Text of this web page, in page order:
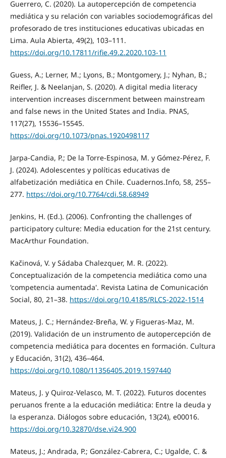
Guerrero, C. (2020). La autopercepción de competencia
mediática y su relación con variables sociodemográficas del
profesorado de tres instituciones educativas ubicadas en
Lima. Aula Abierta, 49(2), 103–111.
https://doi.org/10.17811/rifie.49.2.2020.103-11
Guess, A.; Lerner, M.; Lyons, B.; Montgomery, J.; Nyhan, B.;
Reifler, J. & Neelanjan, S. (2020). A digital media literacy
intervention increases discernment between mainstream
and false news in the United States and India. PNAS,
117(27), 15536–15545.
https://doi.org/10.1073/pnas.1920498117
Jarpa-Candia, P.; De la Torre-Espinosa, M. y Gómez-Pérez, F.
J. (2024). Adolescentes y políticas educativas de
alfabetización mediática en Chile. Cuadernos.Info, 58, 255–
277. https://doi.org/10.7764/cdi.58.68949
Jenkins, H. (Ed.). (2006). Confronting the challenges of
participatory culture: Media education for the 21st century.
MacArthur Foundation.
Kačinová, V. y Sádaba Chalezquer, M. R. (2022).
Conceptualización de la competencia mediática como una
'competencia aumentada'. Revista Latina de Comunicación
Social, 80, 21–38. https://doi.org/10.4185/RLCS-2022-1514
Mateus, J. C.; Hernández-Breña, W. y Figueras-Maz, M.
(2019). Validación de un instrumento de autopercepción de
competencia mediática para docentes en formación. Cultura
y Educación, 31(2), 436–464.
https://doi.org/10.1080/11356405.2019.1597440
Mateus, J. y Quiroz-Velasco, M. T. (2022). Futuros docentes
peruanos frente a la educación mediática: Entre la deuda y
la esperanza. Diálogos sobre educación, 13(24), e00016.
https://doi.org/10.32870/dse.vi24.900
Mateus, J.; Andrada, P.; González-Cabrera, C.; Ugalde, C. &